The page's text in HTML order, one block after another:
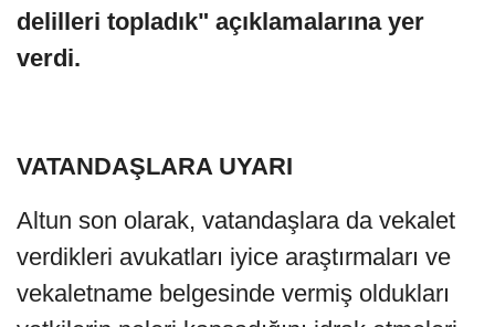
delilleri topladık" açıklamalarına yer
verdi.
VATANDAŞLARA UYARI
Altun son olarak, vatandaşlara da vekalet
verdikleri avukatları iyice araştırmaları ve
vekaletname belgesinde vermiş oldukları